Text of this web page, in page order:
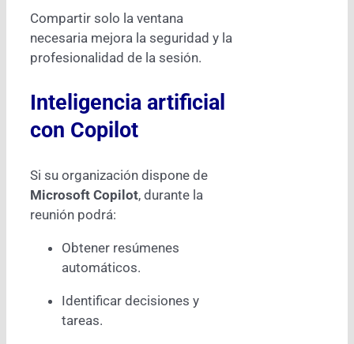
Compartir solo la ventana
necesaria mejora la seguridad y la
profesionalidad de la sesión.
Inteligencia artificial
con Copilot
Si su organización dispone de
Microsoft Copilot, durante la
reunión podrá:
Obtener resúmenes
automáticos.
Identificar decisiones y
tareas.